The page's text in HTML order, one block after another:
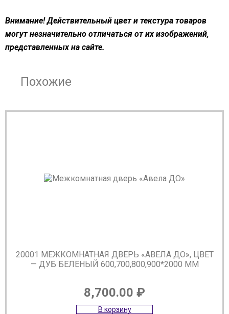
Внимание! Действительный цвет и текстура товаров
могут незначительно отличаться от их изображений,
представленных на сайте.
Похожие
20001 МЕЖКОМНАТНАЯ ДВЕРЬ «АВЕЛА ДО», ЦВЕТ
— ДУБ БЕЛЕНЫЙ 600,700,800,900*2000 ММ
8,700.00 ₽
В корзину